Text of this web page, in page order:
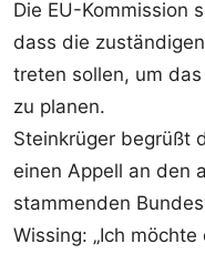
Die EU-Kommission
dass die
treten sollen, um
zu planen.
Steinkrüger begrüßt
einen Appell an den
stammenden
Wissing: „Ich